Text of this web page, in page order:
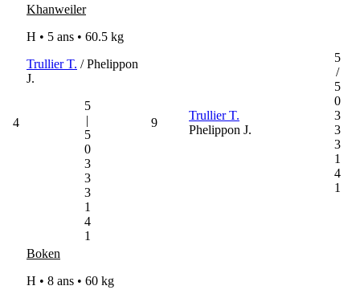
4
Khanweiler
H • 5 ans • 60.5 kg
Trullier T. / Phelippon
J.
5
|
5
0
3
3
3
1
4
1
9
Trullier T.
Phelippon J.
5
/
5
0
3
3
3
1
4
1
Boken
H • 8 ans • 60 kg